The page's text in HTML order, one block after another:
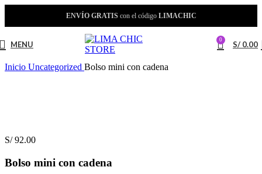
ENVÍO GRATIScon el código LIMACHIC
MENU 0 S/ 0.00
Inicio Uncategorized Bolso mini con cadena
S/92.00
Bolso mini con cadena